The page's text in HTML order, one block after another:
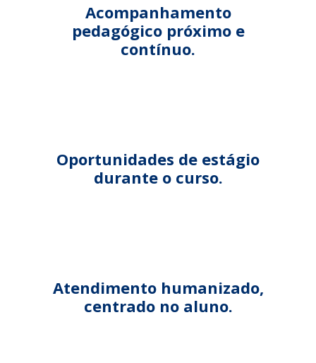
Acompanhamento
pedagógico próximo e
contínuo.
Oportunidades de estágio
durante o curso.
Atendimento humanizado,
centrado no aluno.